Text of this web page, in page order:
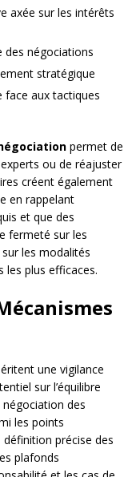
axée sur les intérêts
des négociations
stratégique
face aux tactiques
permet de
ou de réajuster
créent également
en rappelant
et que des
fermeté sur les
les modalités
les plus efficaces.
une vigilance
sur l’équilibre
négociation des
les points
précise des
plafonds